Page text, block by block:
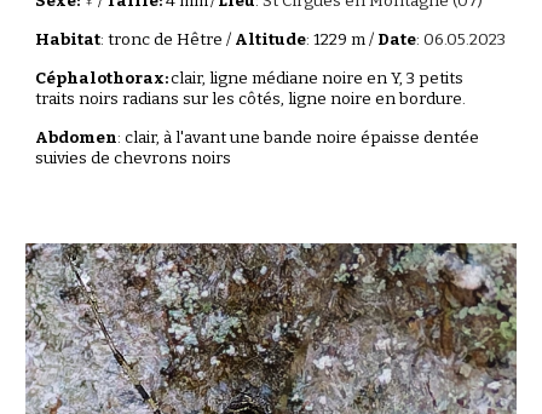
Habitat: tronc de Hêtre / Altitude: 1229 m / Date:06.05.2023
Céphalothorax:clair, ligne médiane noire en Y, 3 petits
traits noirs radians sur les côtés, ligne noire en bordure.
Abdomen: clair, à l'avant une bande noire épaisse dentée
suivies de chevrons noirs